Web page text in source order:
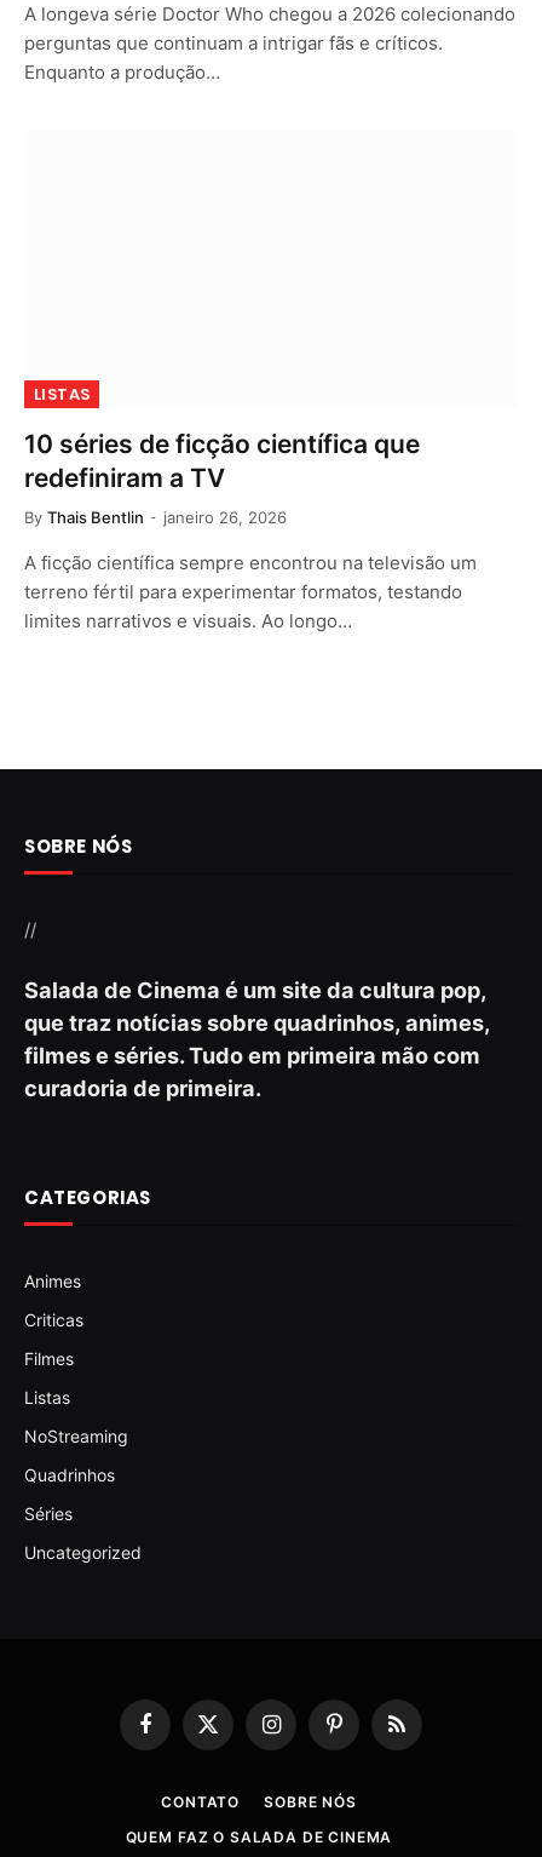
A longeva série Doctor Who chegou a 2026 colecionando
perguntas que continuam a intrigar fãs e críticos.
Enquanto a produção…
LISTAS
10 séries de ficção científica que
redefiniram a TV
By Thais Bentlin janeiro 26, 2026
A ficção científica sempre encontrou na televisão um
terreno fértil para experimentar formatos, testando
limites narrativos e visuais. Ao longo…
SOBRE NÓS
//
Salada de Cinema é um site da cultura pop,
que traz notícias sobre quadrinhos, animes,
filmes e séries. Tudo em primeira mão com
curadoria de primeira.
CATEGORIAS
Animes
Criticas
Filmes
Listas
NoStreaming
Quadrinhos
Séries
Uncategorized
Facebook
X
InstagramPinterestRSS
CONTATO
SOBRE NÓS
QUEM FAZ O SALADA DE CINEMA